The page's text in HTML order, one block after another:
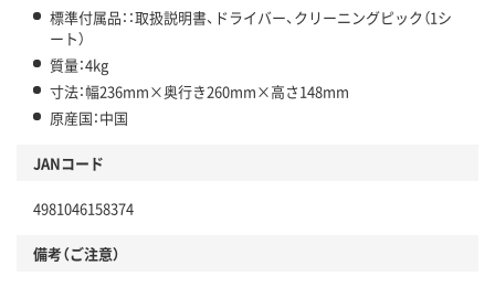
標準付属品：：取扱説明書、ドライバー、クリーニングピック（1シ
ート）
質量：4kg
寸法：幅236mm×奥行き260mm×高さ148mm
原産国：中国
JANコード
4981046158374
備考（ご注意）